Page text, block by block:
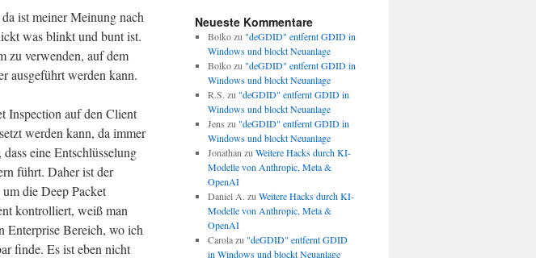
ist meiner Meinung nach
was blinkt und bunt ist.
zu verwenden, auf dem
ausgeführt werden kann.
Inspection auf den Client
werden kann, da immer
eine Entschlüsselung
führt. Daher ist der
die Deep Packet
kontrolliert, weiß man
Enterprise Bereich, wo ich
finde. Es ist eben nicht
Neueste Kommentare
Bolkozu "deGDID" entfernt GDID in
Windows und blockt Neuanlage
Bolkozu "deGDID" entfernt GDID in
Windows und blockt Neuanlage
R.S. zu "deGDID" entfernt GDID in
Windows und blockt Neuanlage
Jens zu "deGDID" entfernt GDID in
Windows und blockt Neuanlage
Jonathan zu Weitere Hacks durch KI-
Modelle von Anthropic, Meta &
OpenAI
Daniel A. zu Weitere Hacks durch KI-
Modelle von Anthropic, Meta &
OpenAI
Carolazu "deGDID" entfernt GDID
in Windows und blockt Neuanlage